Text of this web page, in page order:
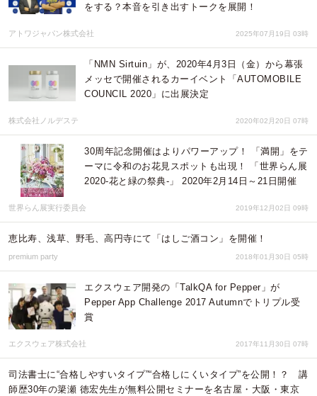
をする？本音を引き出すトークを展開！
アトワジャパン株式会社 2025年07月19日 03時
「NMN Sirtuin」が、2020年4月3日（金）から幕張
メッセで開催されるカーイベント「AUTOMOBILE
COUNCIL 2020」に出展決定
株式会社ノルデステ 2020年02月20日 07時
30周年記念開催はよりパワーアップ！ 「満開」をテ
ーマに令和のお花見スポットも出現！ 「世界らん展
2020‐花と緑の祭典‐」 2020年2月14日～21日開催
世界らん展実行委員会 2019年12月02日 09時
恵比寿、浅草、野毛、高円寺にて「はしご酒コン」を開催！
premium party 2018年01月30日 05時
エクスウェア開発の「TalkQA for Pepper」が
Pepper App Challenge 2017 Autumnでトリプル受
賞
エクスウェア株式会社 2017年11月30日 07時
司法書士に“合格しやすいタイプ”“合格しにくいタイプ”を公開！？ 講
師歴30年の簗瀬 徳宏先生が無料公開セミナーを名古屋・大阪・東京